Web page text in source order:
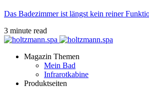
Das Badezimmer ist längst kein reiner
3 minute read
Magazin Themen
Mein Bad
Infrarotkabine
Produktseiten